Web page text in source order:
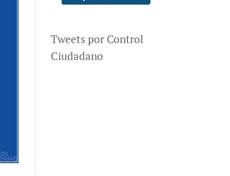
Tweets por Control
Ciudadano